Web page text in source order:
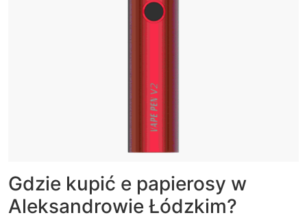
Gdzie kupić e papierosy w
Aleksandrowie Łódzkim?